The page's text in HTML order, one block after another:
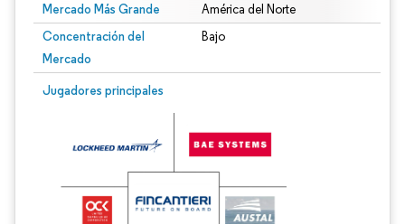
Mercado Más Grande América del Norte
Concentración del
Mercado
Bajo
Jugadores principales